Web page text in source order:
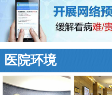
医院环境